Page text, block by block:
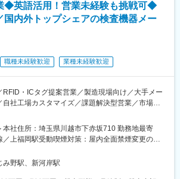
定年65歳/再雇用70歳。条件により75歳まで再延
択可能（15分単位）
社の定める業務
、または納品の確認等
張あります。
し、回転運動によって加工物の表面を研磨し、塗
性2名)のメンバーで構成されています。入社後
タント業務からスタートし、当社の業務の進め
だきます。慣れた後、担当エリア、担当顧客を決
に従事していただきます。
◆英語活用！営業未経験も挑戦可◆
国内外トップシェアの検査機器メー
職種未経験歓迎 業種未経験歓迎
RFID・ICタグ提案営業／製造現場向け／大手メー
自社工場カスタマイズ／課題解決型営業／市場拡
用されている金属検出機の営業として下記業務を
既存代理店向け営業が中心ですが、展示会参加や
ご担当いただく予定です。当社製品は検知精度
本社住所：埼玉県川越市下赤坂710 勤務地最寄
／上福岡駅受動喫煙対策：屋内全面禁煙変更の範
る事業所
み野駅、新河岸駅